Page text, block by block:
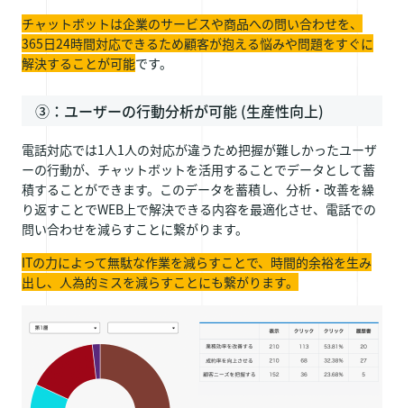
チャットボットは企業のサービスや商品への問い合わせを、
365日24時間対応できるため顧客が抱える悩みや問題をすぐに
解決することが可能です。
③：ユーザーの行動分析が可能 (生産性向上)
電話対応では1人1人の対応が違うため把握が難しかったユーザ
ーの行動が、チャットボットを活用することでデータとして蓄
積することができます。このデータを蓄積し、分析・改善を繰
り返すことでWEB上で解決できる内容を最適化させ、電話での
問い合わせを減らすことに繋がります。
ITの力によって無駄な作業を減らすことで、時間的余裕を生み
出し、人為的ミスを減らすことにも繋がります。